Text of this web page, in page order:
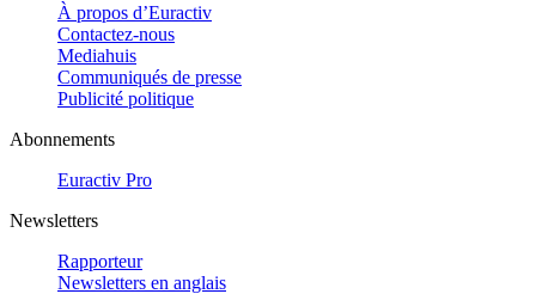
À propos d’Euractiv
Contactez-nous
Mediahuis
Communiqués de presse
Publicité politique
Abonnements
Euractiv Pro
Newsletters
Rapporteur
Newsletters en anglais